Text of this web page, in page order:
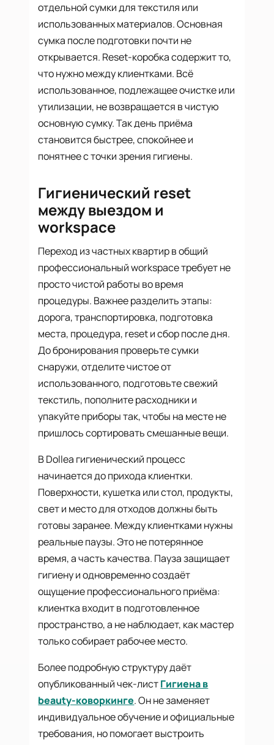
отдельной сумки для текстиля или
использованных материалов. Основная
сумка после подготовки почти не
открывается. Reset-коробка содержит то,
что нужно между клиентками. Всё
использованное, подлежащее очистке или
утилизации, не возвращается в чистую
основную сумку. Так день приёма
становится быстрее, спокойнее и
понятнее с точки зрения гигиены.
Гигиенический reset
между выездом и
workspace
Переход из частных квартир в общий
профессиональный workspace требует не
просто чистой работы во время
процедуры. Важнее разделить этапы:
дорога, транспортировка, подготовка
места, процедура, reset и сбор после дня.
До бронирования проверьте сумки
снаружи, отделите чистое от
использованного, подготовьте свежий
текстиль, пополните расходники и
упакуйте приборы так, чтобы на месте не
пришлось сортировать смешанные вещи.
В Dollea гигиенический процесс
начинается до прихода клиентки.
Поверхности, кушетка или стол, продукты,
свет и место для отходов должны быть
готовы заранее. Между клиентками нужны
реальные паузы. Это не потерянное
время, а часть качества. Пауза защищает
гигиену и одновременно создаёт
ощущение профессионального приёма:
клиентка входит в подготовленное
пространство, а не наблюдает, как мастер
только собирает рабочее место.
Более подробную структуру даёт
опубликованный чек-листГигиена в
beauty-коворкинге. Он не заменяет
индивидуальное обучение и официальные
требования, но помогает выстроить